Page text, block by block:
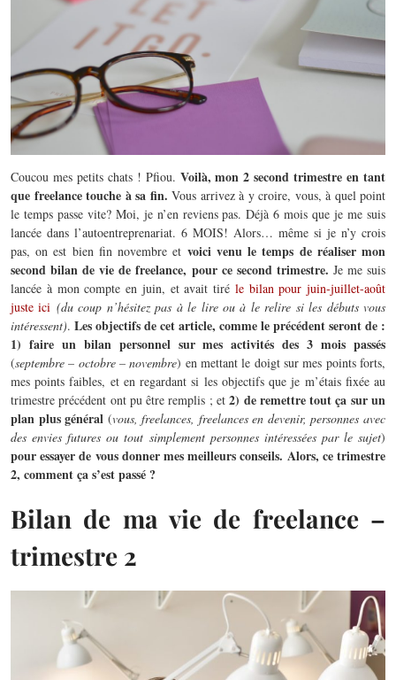
Coucou mes petits chats ! Pfiou. Voilà, mon 2 second trimestre en tant
que freelance touche à sa fin. Vous arrivez à y croire, vous, à quel point
le temps passe vite? Moi, je n’en reviens pas. Déjà 6 mois que je me suis
lancée dans l’autoentreprenariat. 6 MOIS! Alors… même si je n’y crois
pas, on est bien fin novembre et voici venu le temps de réaliser mon
second bilan de vie de freelance, pour ce second trimestre. Je me suis
lancée à mon compte en juin, et avait tiré le bilan pour juin-juillet-août
juste ici (du coup n’hésitez pas à le lire ou à le relire si les débuts vous
intéressent). Les objectifs de cet article, comme le précédent seront de :
1) faire un bilan personnel sur mes activités des 3 mois passés
(septembre – octobre – novembre) en mettant le doigt sur mes points forts,
mes points faibles, et en regardant si les objectifs que je m’étais fixée au
trimestre précédent ont pu être remplis ; et 2) de remettre tout ça sur un
plan plus général (vous, freelances, freelances en devenir, personnes avec
des envies futures ou tout simplement personnes intéressées par le sujet)
pour essayer de vous donner mes meilleurs conseils. Alors, ce trimestre
2, comment ça s’est passé ?
Bilan de ma vie de freelance –
trimestre 2